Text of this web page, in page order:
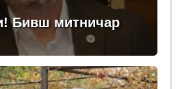
Бивш митничар